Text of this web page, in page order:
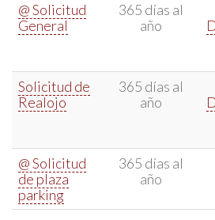
@ Solicitud
General
365 días al
año
Solicitud de
Realojo
365 días al
año
@ Solicitud
de plaza
parking
365 días al
año